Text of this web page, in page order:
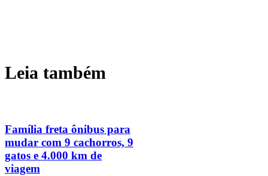
Leia também
Família freta ônibus para
mudar com 9 cachorros, 9
gatos e 4.000 km de
viagem